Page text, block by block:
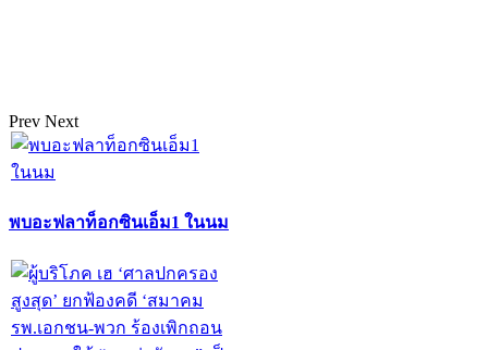
Prev Next
พบอะฟลาท็อกซินเอ็ม1 ในนม